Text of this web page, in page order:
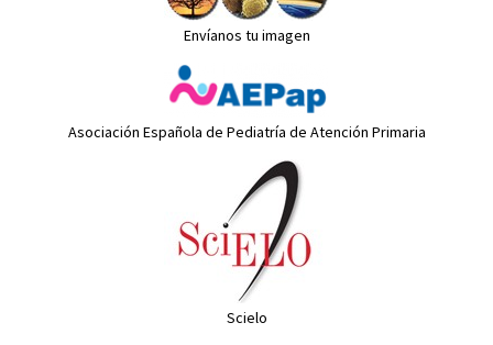
Envíanos tu imagen
Asociación Española de Pediatría de Atención Primaria
Scielo